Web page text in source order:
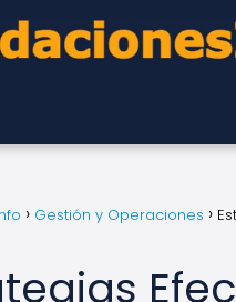
Gestión y Operaciones